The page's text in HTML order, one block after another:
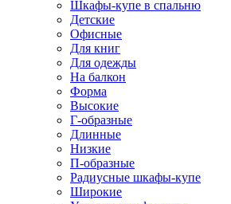
Шкафы-купе в спальню
Детские
Офисные
Для книг
Для одежды
На балкон
Форма
Высокие
Г-образные
Длинные
Низкие
П-образные
Радиусные шкафы-купе
Широкие